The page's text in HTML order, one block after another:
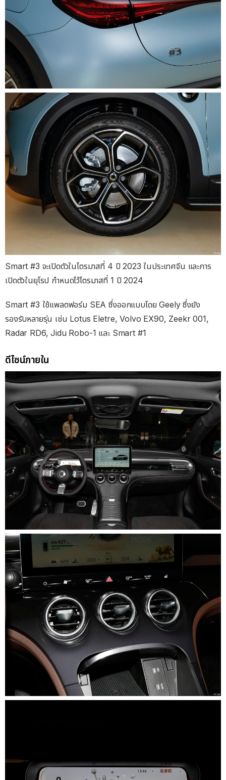
Smart #3 จะเปิดตัวในไตรมาสที่ 4 ปี 2023 ในประเทศจีน และการ
เปิดตัวในยุโรป กำหนดไว้ไตรมาสที่ 1 ปี 2024
Smart #3 ใช้แพลตฟอร์ม SEA ซึ่งออกแบบโดย Geely ซึ่งยัง
รองรับหลายรุ่น เช่น Lotus Eletre, Volvo EX90, Zeekr 001,
Radar RD6, Jidu Robo-1 และ Smart #1
ดีไซน์ภายใน